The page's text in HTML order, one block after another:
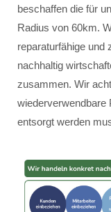
beschaffen die für
Radius von 60km.
reparaturfähige und
nachhaltig
zusammen. Wir
wiederverwendbare
entsorgt werden